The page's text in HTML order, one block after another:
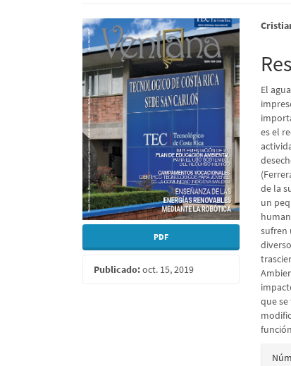
Barra
lateral
del
artículo
PDF
Publicado:oct. 15, 2019
del
El
es el
de la
un
sufren
que